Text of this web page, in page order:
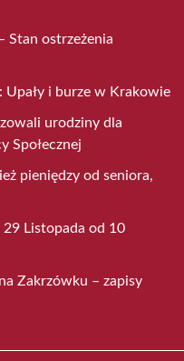
Stan ostrzeżenia
Upały i burze w Krakowie
urodziny dla
Społecznej
pieniędzy od seniora,
Listopada od 10
Zakrzówku – zapisy